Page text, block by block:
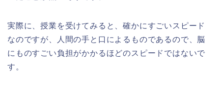
実際に、授業を受けてみると、確かにすごいスピード
なのですが、人間の手と口によるものであるので、脳
にものすごい負担がかかるほどのスピードではないで
す。